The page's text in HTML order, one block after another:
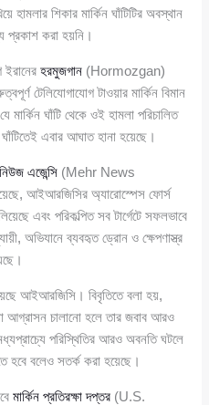
হামলার শিকার মার্কিন ঘাঁটিটির অবস্থান
প্রকাশ করা হয়নি।
ইরানেরহরমুজগান (Hormozgan)
টেলিযোগাযোগ টাওয়ার মার্কিন বিমান
মার্কিন ঘাঁটি থেকে ওই হামলা পরিচালিত
এবার আঘাত হানা হয়েছে।
এজেন্সি (Mehr News
আইআরজিসির অ্যারোস্পেস ফোর্স
এবং পরিকল্পিত সব টার্গেটে সফলভাবে
অভিযানে ব্যবহৃত ড্রোন ও ক্ষেপণাস্ত্র
আইআরজিসি। বিবৃতিতে বলা হয়,
আগ্রাসন চালানো হলে তার জবাব আরও
পরিস্থিতির আরও অবনতি ঘটলে
হবে বলেও সতর্ক করা হয়েছে।
মার্কিন প্রতিরক্ষা দপ্তর (U.S.